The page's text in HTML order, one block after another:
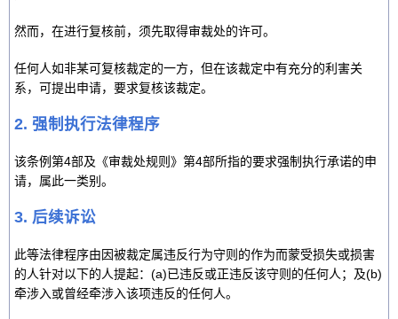
然而，在进行复核前，须先取得审裁处的许可。
任何人如非某可复核裁定的一方，但在该裁定中有充分的利害关
系，可提出申请，要求复核该裁定。
2. 强制执行法律程序
该条例第4部及《审裁处规则》第4部所指的要求强制执行承诺的申
请，属此一类别。
3. 后续诉讼
此等法律程序由因被裁定属违反行为守则的作为而蒙受损失或损害
的人针对以下的人提起：(a)已违反或正违反该守则的任何人；及(b)
牵涉入或曾经牵涉入该项违反的任何人。